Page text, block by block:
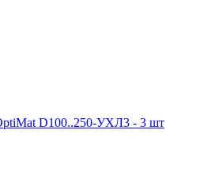
D100..250-УХЛ3 - 3 шт